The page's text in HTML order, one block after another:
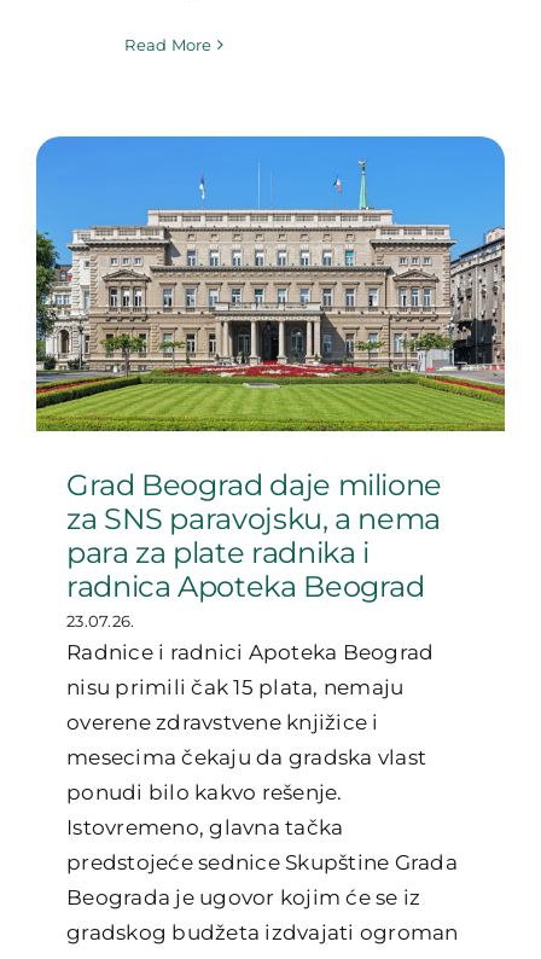
Read More
Grad Beograd daje milione
za SNS paravojsku, a nema
para za plate radnika i
radnica Apoteka Beograd
23.07.26.
Radnice i radnici Apoteka Beograd
nisu primili čak 15 plata, nemaju
overene zdravstvene knjižice i
mesecima čekaju da gradska vlast
ponudi bilo kakvo rešenje.
Istovremeno, glavna tačka
predstojeće sednice Skupštine Grada
Beograda je ugovor kojim će se iz
gradskog budžeta izdvajati ogroman